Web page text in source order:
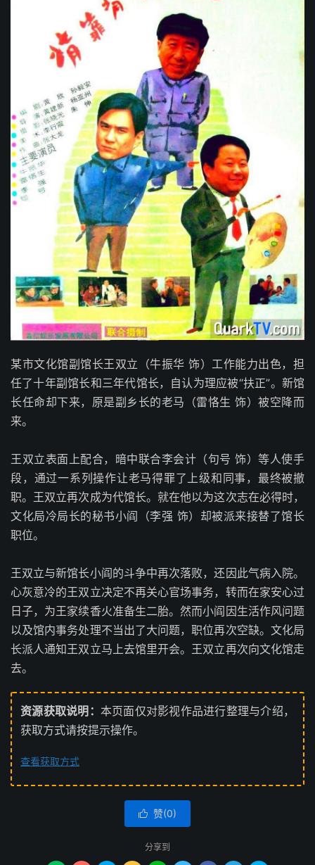
某市文化馆副馆长王双立（牛振华 饰）工作能力出色，担
任了十年副馆长和三年代馆长，自认为理应被“扶正”。新馆
长任命却下来，原是副乡长的老马（雷恪生 饰）被空降而
来。
王双立表面上配合，暗中联合李会计（句号 饰）等人使手
段，通过一系列操作让老马得罪了上级和同事，最终被撤
职。王双立再次成为代馆长。就在他以为这次志在必得时，
文化局冷局长的秘书小阎（李强 饰）却被派来接替了馆长
职位。
王双立与新馆长小阎的斗争中再次落败，还因此气病入院。
心灰意冷的王双立决定不再关心官场事务，转而在家安心过
日子，为王家续香火准备生二胎。然而小阎因生活作风问题
以及馆内事务处理不当出了大问题，职位再次空缺。文化局
长派人通知王双立马上去馆里开会。王双立再次向文化馆走
去。
资源获取说明： 本页面仅对影视作品进行整理与介绍，
获取方式请按提示操作。
查看获取方式
 赞(0)
分享到